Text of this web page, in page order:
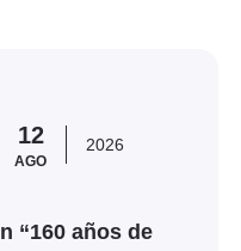
12
AGO
2026
“160 años de